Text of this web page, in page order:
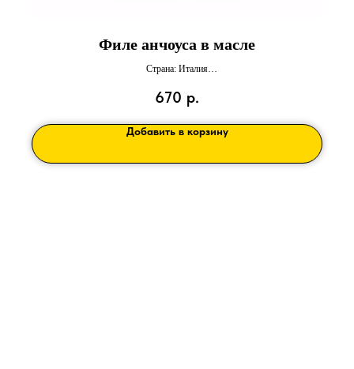
Филе анчоуса в масле
Страна: Италия
670 р.
Добавить в корзину